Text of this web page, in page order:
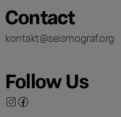
Contact
kontakt@seismograf.org
Follow Us